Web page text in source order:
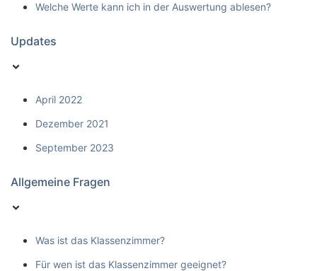
Welche Werte kann ich in der Auswertung ablesen?
Updates
April 2022
Dezember 2021
September 2023
Allgemeine Fragen
Was ist das Klassenzimmer?
Für wen ist das Klassenzimmer geeignet?